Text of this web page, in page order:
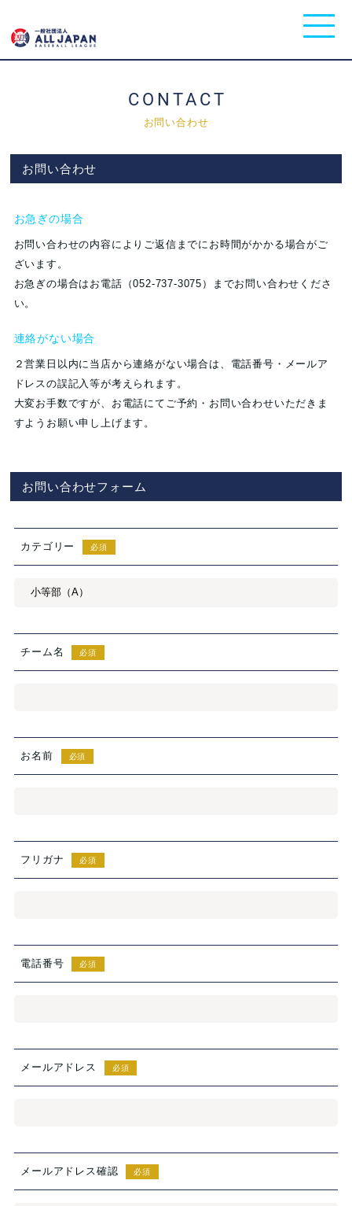
CONTACT
お問い合わせ
お問い合わせ
お急ぎの場合
お問い合わせの内容によりご返信までにお時間がかかる場合がご
ざいます。
お急ぎの場合はお電話（052-737-3075）までお問い合わせくださ
い。
連絡がない場合
２営業日以内に当店から連絡がない場合は、電話番号・メールア
ドレスの誤記入等が考えられます。
大変お手数ですが、お電話にてご予約・お問い合わせいただきま
すようお願い申し上げます。
お問い合わせフォーム
カテゴリー 必須
チーム名 必須
お名前 必須
フリガナ 必須
電話番号 必須
メールアドレス 必須
メールアドレス確認 必須